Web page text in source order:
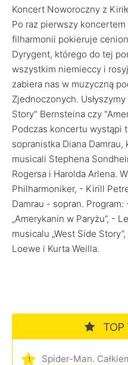
Koncert Noworoczny z
Po raz pierwszy
filharmonii pokieruje
Dyrygent, którego do tej
wszystkim niemieccy i
zabiera nas w muzyczną
Zjednoczonych.
Story" Bernsteina czy
Podczas koncertu wystąpi
sopranistka Diana
musicali Stephena
Rogersa i Harolda Arlena.
Philharmoniker, - Kirill
Damrau - sopran.
„Amerykanin w Paryżu”, -
musicalu „West Side
Loewe i Kurta Weilla.
TOP
1